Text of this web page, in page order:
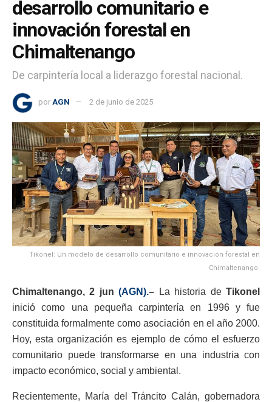
desarrollo comunitario e
innovación forestal en
Chimaltenango
De carpintería local a liderazgo forestal nacional.
por AGN 2 de junio de 2025
Tikonel: Un modelo de desarrollo comunitario e innovación forestal en
Chimaltenango.
Chimaltenango, 2 jun(AGN).– La historia deTikonel
inició como una pequeña carpintería en 1996 y fue
constituida formalmente como asociación en el año 2000.
Hoy, esta organización es ejemplo de cómo el esfuerzo
comunitario puede transformarse en una industria con
impacto económico, social y ambiental.
Recientemente, María del Tráncito Calán, gobernadora